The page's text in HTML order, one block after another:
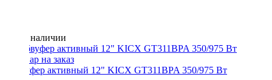
Нет в наличии
Сабвуфер активный 12" KICX GT311BPA 350/975 Вт